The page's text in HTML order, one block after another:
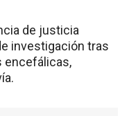
de justicia
investigación tras
encefálicas,